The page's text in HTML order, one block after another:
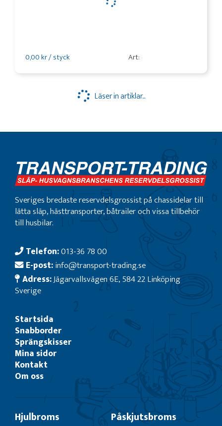
0,00 kr / styck Art:
Läser in artiklar...
Sveriges bredaste reservdelsgrossist på chassidelar till
lätta släp, hästtransporter, båtrailer och vissa tillbehör
till husbilar.
Telefon:013-36 78 00
E-post:info@transport-trading.se
Adress:Jägarvallsvägen 6E, 584 22 Linköping
Sverige
Startsida
Snabborder
Sprängskisser
Mina sidor
Kontakt
Om oss
Hjulbroms Påskjutsbroms